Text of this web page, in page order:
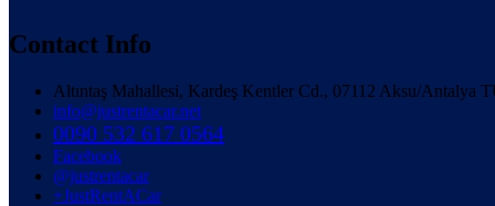
Contact Info
Altıntaş Mahallesi, Kardeş Kentler Cd., 07112 Aksu/Antalya
info@justrentacar.net
0090 532 617 0564
Facebook
@justrentacar
+JustRentACar